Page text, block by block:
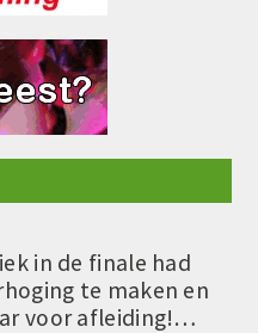
in de finale had
te maken en
voor afleiding!…